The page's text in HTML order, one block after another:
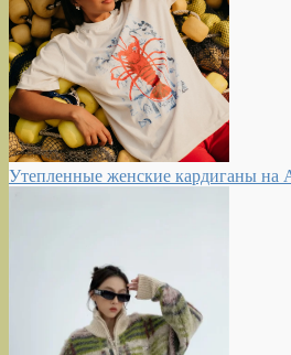
Утепленные женские кардиганы на